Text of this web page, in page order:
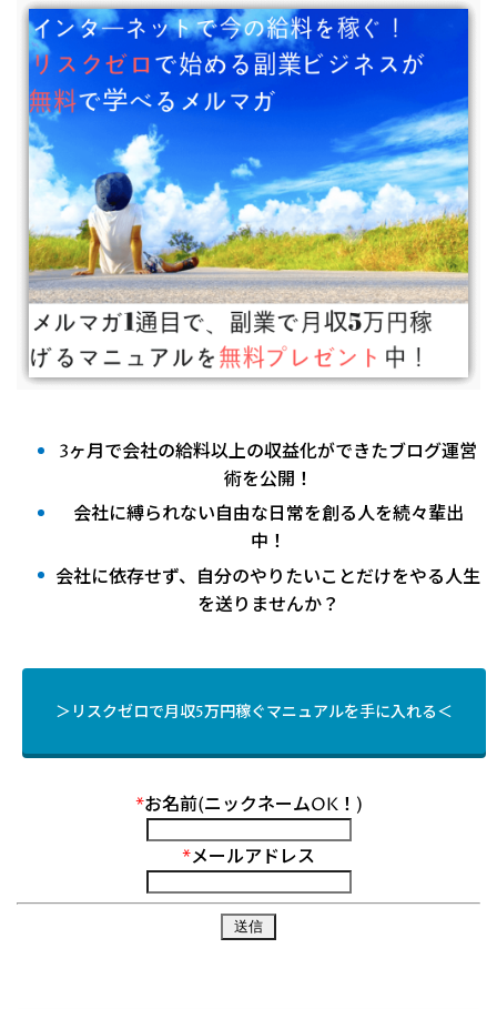
3ヶ月で会社の給料以上の収益化ができたブログ運営
術を公開！
会社に縛られない自由な日常を創る人を続々輩出
中！
会社に依存せず、自分のやりたいことだけをやる人生
を送りませんか？
＞リスクゼロで月収5万円稼ぐマニュアルを手に入れる＜
*お名前(ニックネームOK！)
*メールアドレス